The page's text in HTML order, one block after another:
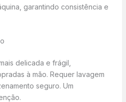
garantindo consistência e
delicada e frágil,
à mão. Requer lavagem
seguro. Um